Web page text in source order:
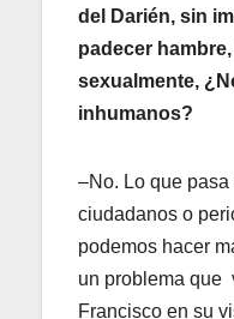
del Darién, sin
padecer
sexualmente,
inhumanos?
–No. Lo que
ciudadanos o
podemos hacer
un problema que
Francisco en su